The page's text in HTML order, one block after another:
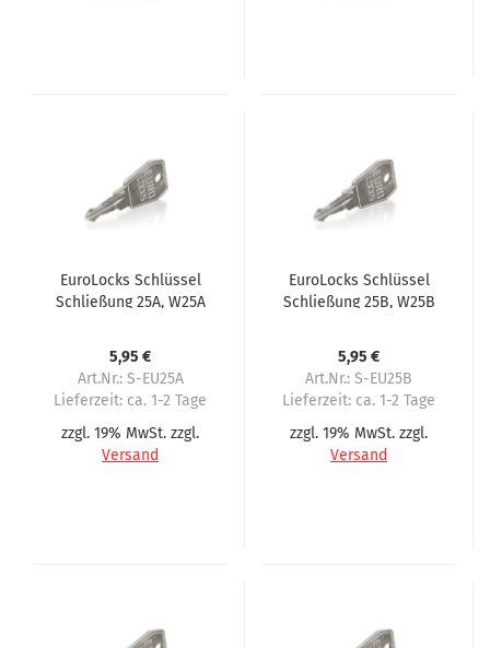
EuroLocks Schlüssel
Schließung 25A, W25A
5,95 €
Art.Nr.: S-EU25A
Lieferzeit: ca. 1-2 Tage
zzgl. 19% MwSt. zzgl.
Versand
EuroLocks Schlüssel
Schließung 25B, W25B
5,95 €
Art.Nr.: S-EU25B
Lieferzeit: ca. 1-2 Tage
zzgl. 19% MwSt. zzgl.
Versand